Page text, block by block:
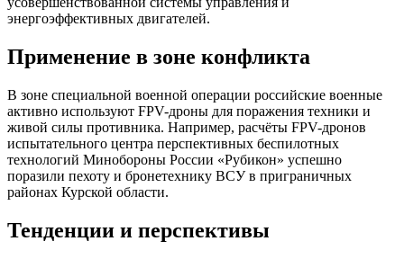
энергоэффективных двигателей​.
Применение в зоне конфликта
В зоне специальной военной операции российские военные
активно используют FPV-дроны для поражения техники и
живой силы противника. Например, расчёты FPV-дронов
испытательного центра перспективных беспилотных
технологий Минобороны России «Рубикон» успешно
поразили пехоту и бронетехнику ВСУ в приграничных
районах Курской области.
Тенденции и перспективы